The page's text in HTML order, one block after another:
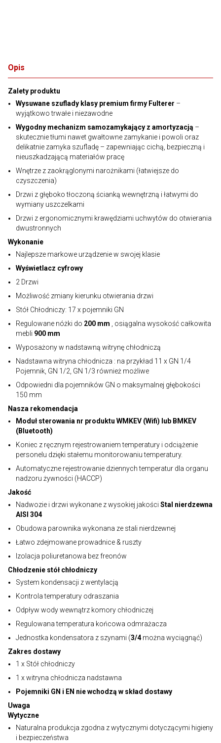
Opis
Zalety produktu
Wysuwane szuflady klasy premium firmy Fulterer –
wyjątkowo trwałe i niezawodne
Wygodny mechanizm samozamykający z amortyzacją –
skutecznie tłumi nawet gwałtowne zamykanie i powoli oraz
delikatnie zamyka szufladę – zapewniając cichą, bezpieczną i
nieuszkadzającą materiałów pracę
Wnętrze z zaokrąglonymi narożnikami (łatwiejsze do
czyszczenia)
Drzwi z głęboko tłoczoną ścianką wewnętrzną i łatwymi do
wymiany uszczelkami
Drzwi z ergonomicznymi krawędziami uchwytów do otwierania
dwustronnych
Wykonanie
Najlepsze markowe urządzenie w swojej klasie
Wyświetlacz cyfrowy
2 Drzwi
Możliwość zmiany kierunku otwierania drzwi
Stół Chłodniczy: 17 x pojemniki GN
Regulowane nóżki do 200 mm
, osiągalna wysokość całkowita
mebli 900 mm
Wyposażony w nadstawną witrynę chłodniczą
Nadstawna witryna chłodnicza : na przykład 11 x GN 1/4
Pojemnik, GN 1/2, GN 1/3 również możliwe
Odpowiedni dla pojemników GN o maksymalnej głębokości
150 mm
Nasza rekomendacja
Moduł sterowania nr produktu WMKEV (Wifi) lub BMKEV
(Bluetooth)
Koniec z ręcznym rejestrowaniem temperatury i odciążenie
personelu dzięki stałemu monitorowaniu temperatury.
Automatyczne rejestrowanie dziennych temperatur dla organu
nadzoru żywności (HACCP)
Jakość
Nadwozie i drzwi wykonane z wysokiej jakości Stal nierdzewna
AISI 304
Obudowa parownika wykonana ze stali nierdzewnej
Łatwo zdejmowane prowadnice & ruszty
Izolacja poliuretanowa bez freonów
Chłodzenie stół chłodniczy
System kondensacji z wentylacją
Kontrola temperatury odraszania
Odpływ wody wewnątrz komory chłodniczej
Regulowana temperatura końcowa odmrażacza
Jednostka kondensatora z szynami (3/4można wyciągnąć)
Zakres dostawy
1 x Stół chłodniczy
1 x witryna chłodnicza nadstawna
Pojemniki GN i EN nie wchodzą w skład dostawy
Uwaga
Wytyczne
Naturalna produkcja zgodna z wytycznymi dotyczącymi higieny
i bezpieczeństwa